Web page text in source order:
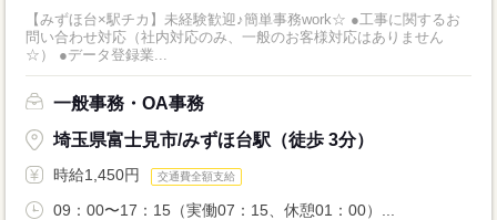
【みずほ台×駅チカ】未経験歓迎♪簡単事務work☆ ●工事に関するお
問い合わせ対応（社内対応のみ、一般のお客様対応はありません
☆） ●データ登録業...
一般事務・OA事務
埼玉県富士見市/みずほ台駅（徒歩 3分）
時給1,450円 交通費全額支給
09：00〜17：15（実働07：15、休憩01：00）...